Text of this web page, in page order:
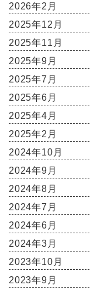
2026年2月
2025年12月
2025年11月
2025年9月
2025年7月
2025年6月
2025年4月
2025年2月
2024年10月
2024年9月
2024年8月
2024年7月
2024年6月
2024年3月
2023年10月
2023年9月